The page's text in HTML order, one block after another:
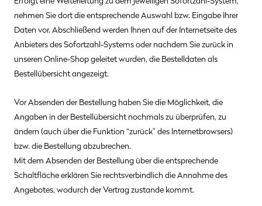
nehmen Sie dort die entsprechende Auswahl bzw. Eingabe Ihrer
Daten vor. Abschließend werden Ihnen auf der Internetseite des
Anbieters des Sofortzahl-Systems oder nachdem Sie zurück in
unseren Online-Shop geleitet wurden, die Bestelldaten als
Bestellübersicht angezeigt.
Vor Absenden der Bestellung haben Sie die Möglichkeit, die
Angaben in der Bestellübersicht nochmals zu überprüfen, zu
ändern (auch über die Funktion “zurück” des Internetbrowsers)
bzw. die Bestellung abzubrechen.
Mit dem Absenden der Bestellung über die entsprechende
Schaltflächeerklären Sie rechtsverbindlich die Annahme des
Angebotes, wodurch der Vertrag zustande kommt.